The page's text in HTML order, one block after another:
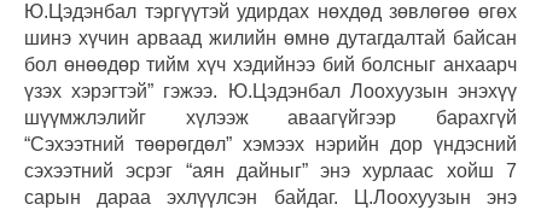
Ю.Цэдэнбал тэргүүтэй удирдах нөхдөд зөвлөгөө өгөх
шинэ хүчин арваад жилийн өмнө дутагдалтай байсан
бол өнөөдөр тийм хүч хэдийнээ бий болсныг анхаарч
үзэх хэрэгтэй” гэжээ. Ю.Цэдэнбал Лоохуузын энэхүү
шүүмжлэлийг хүлээж аваагүйгээр барахгүй
“Сэхээтний төөрөгдөл” хэмээх нэрийн дор үндэсний
сэхээтний эсрэг “аян дайныг” энэ хурлаас хойш 7
сарын дараа эхлүүлсэн байдаг. Ц.Лоохуузын энэ